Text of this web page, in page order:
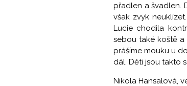
přadlen a švadlen.
však zvyk
Lucie chodila
sebou také koště
prášíme mouku u
dál. Děti jsou takto
Nikola Hansalová,